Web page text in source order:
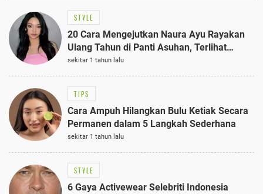
STYLE
20 Cara Mengejutkan Naura Ayu Rayakan
Ulang Tahun di Panti Asuhan, Terlihat
Anggun dengan Kaftan Cokelat
sekitar 1 tahun lalu
TIPS
Cara Ampuh Hilangkan Bulu Ketiak Secara
Permanen dalam 5 Langkah Sederhana
sekitar 1 tahun lalu
STYLE
6 Gaya Activewear Selebriti Indonesia